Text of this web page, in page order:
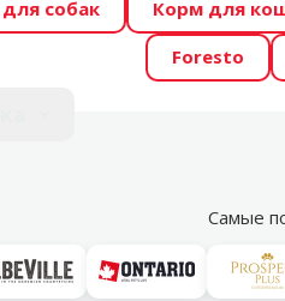
Весь месяц Dino Zoo
Фотоконкурс “GADA
собак Корм для
Foresto
Самые
Средства для уборки за собакой